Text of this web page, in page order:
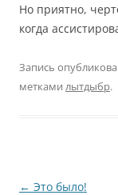
Но приятно,
когда
Запись
метками лытдыбр.
Навигация
← Это было!